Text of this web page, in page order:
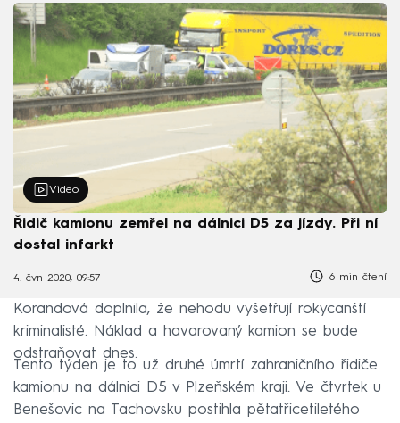
Video
Řidič kamionu zemřel na dálnici D5 za jízdy. Při ní
dostal infarkt
4. čvn 2020, 09:57 6 min čtení
Korandová doplnila, že nehodu vyšetřují rokycanští
kriminalisté. Náklad a havarovaný kamion se bude
odstraňovat dnes.
Tento týden je to už druhé úmrtí zahraničního řidiče
kamionu na dálnici D5 v Plzeňském kraji. Ve čtvrtek u
Benešovic na Tachovsku postihla pětatřicetiletého